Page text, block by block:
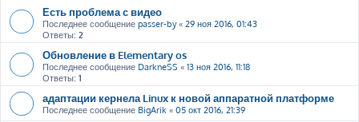
Есть проблема с видео
Последнее сообщение passer-by« 29 ноя 2016, 01:43
Ответы: 2
Обновление в Elementary os
Последнее сообщение DarkneSS « 13 ноя 2016, 11:18
Ответы: 1
адаптации кернела Linux к новой аппаратной платформе
Последнее сообщение BigArik « 05 окт 2016, 21:39